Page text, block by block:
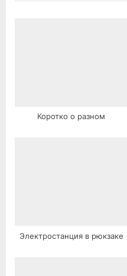
Коротко о разном
Электростанция в рюкзаке